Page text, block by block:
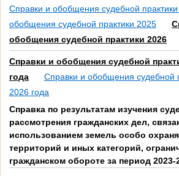
Справки и обобщения судебной
обобщения судебной практики 2025
обобщения судебной практики 2026
Справки и обобщения судебной
года
Справки и обобщения судебной
2026 года
Справка по результатам изучения
рассмотрения гражданских дел,
использованием земель особо
территорий и иных категорий,
гражданском обороте за период 2023-